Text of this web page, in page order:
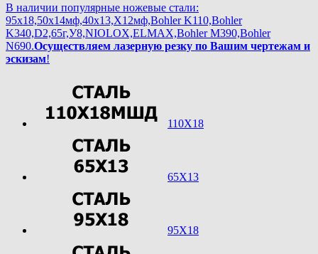
В наличии популярные ножевые стали:
95х18,50х14мф,40х13,Х12мф,Bohler K110,Bohler
K340,D2,65г,У8,NIOLOX,ELMAX,Bohler М390,Bohler
N690.Осуществляем лазерную резку по Вашим чертежам и
эскизам!
110Х18
65Х13
95Х18